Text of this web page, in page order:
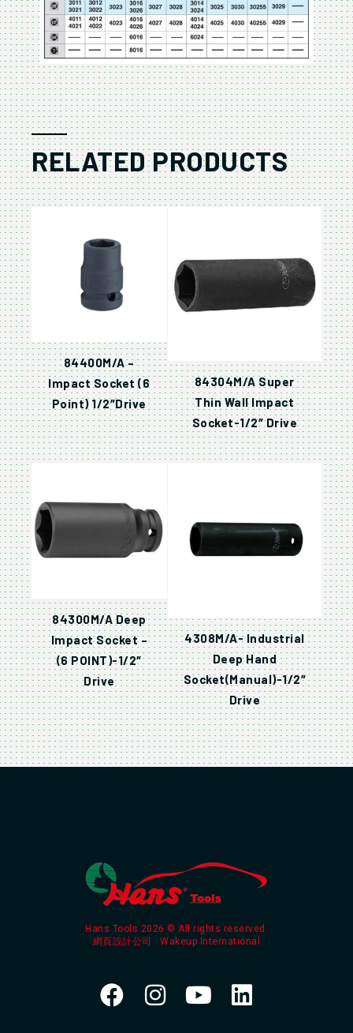
RELATED PRODUCTS
84400M/A –
Impact Socket (6
Point) 1/2″Drive
84304M/A Super
Thin Wall Impact
Socket-1/2″ Drive
84300M/A Deep
Impact Socket –
(6 POINT)-1/2″
Drive
4308M/A- Industrial
Deep Hand
Socket(Manual)-1/2″
Drive
Hans Tools 2026 © All rights reserved.
網頁設計公司 : Wakeup International